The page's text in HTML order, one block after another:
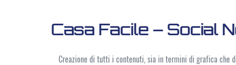
Casa Facile – Social
Creazione di tutti i contenuti, sia in termini di grafica che